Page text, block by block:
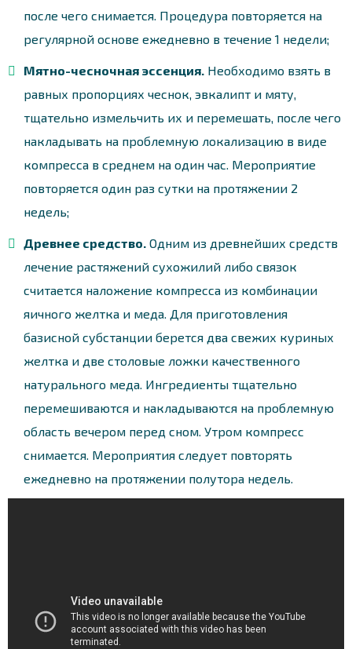
после чего снимается. Процедура повторяется на
регулярной основе ежедневно в течение 1 недели;
Мятно-чесночная эссенция. Необходимо взять в
равных пропорциях чеснок, эвкалипт и мяту,
тщательно измельчить их и перемешать, после чего
накладывать на проблемную локализацию в виде
компресса в среднем на один час. Мероприятие
повторяется один раз сутки на протяжении 2
недель;
Древнее средство. Одним из древнейших средств
лечение растяжений сухожилий либо связок
считается наложение компресса из комбинации
яичного желтка и меда. Для приготовления
базисной субстанции берется два свежих куриных
желтка и две столовые ложки качественного
натурального меда. Ингредиенты тщательно
перемешиваются и накладываются на проблемную
область вечером перед сном. Утром компресс
снимается. Мероприятия следует повторять
ежедневно на протяжении полутора недель.